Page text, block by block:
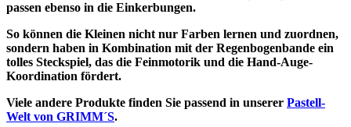
passen ebenso in die Einkerbungen.
So können die Kleinen nicht nur Farben lernen und zuordnen,
sondern haben in Kombination mit der Regenbogenbande ein
tolles Steckspiel, das die Feinmotorik und die Hand-Auge-
Koordination fördert.
Viele andere Produkte finden Sie passend in unserer Pastell-
Welt von GRIMM´S.